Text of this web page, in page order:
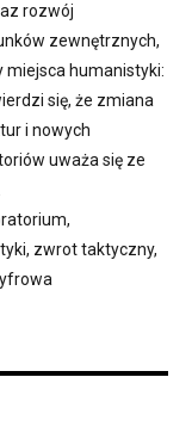
rozwój
zewnętrznych,
miejsca humanistyki:
się, że zmiana
i nowych
uważa się ze
zwrot taktyczny,